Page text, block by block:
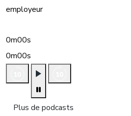
employeur
0m00s
0m00s
Plus de podcasts